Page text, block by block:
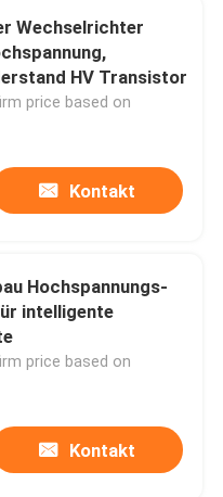
Wechselrichter
HV Transistor
price based on
Kontakt
Hochspannungs-
intelligente
price based on
Kontakt